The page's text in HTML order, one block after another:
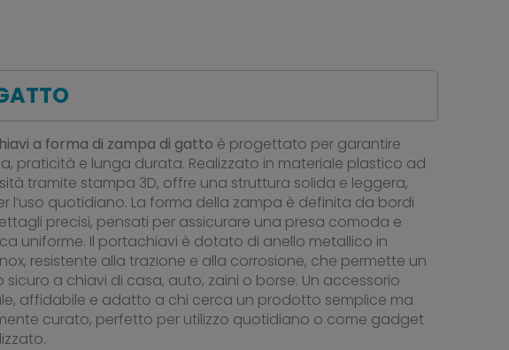
a forma di zampa di gatto è progettato per garantire
praticità e lunga durata. Realizzato in materiale plastico ad
tramite stampa 3D, offre una struttura solida e leggera,
l’uso quotidiano. La forma della zampa è definita da bordi
precisi, pensati per assicurare una presa comoda e
uniforme. Il portachiavi è dotato di anello metallico in
resistente alla trazione e alla corrosione, che permette un
sicuro a chiavi di casa, auto, zaini o borse. Un accessorio
affidabile e adatto a chi cerca un prodotto semplice ma
curato, perfetto per utilizzo quotidiano o come gadget